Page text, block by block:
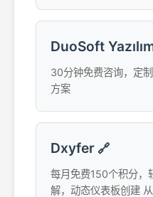
DuoSoft
30分钟免费咨询，定
方案
Dxyfer 🔗
每月免费150个积分，
解，动态仪表板创建